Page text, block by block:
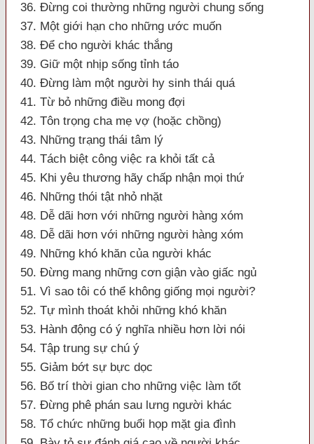
36. Đừng coi thường những người chung sống
37. Một giới hạn cho những ước muốn
38. Để cho người khác thắng
39. Giữ một nhịp sống tỉnh táo
40. Đừng làm một người hy sinh thái quá
41. Từ bỏ những điều mong đợi
42. Tôn trọng cha mẹ vợ (hoặc chồng)
43. Những trạng thái tâm lý
44. Tách biệt công việc ra khỏi tất cả
45. Khi yêu thương hãy chấp nhận mọi thứ
46. Những thói tật nhỏ nhặt
48. Dễ dãi hơn với những người hàng xóm
48. Dễ dãi hơn với những người hàng xóm
49. Những khó khăn của người khác
50. Đừng mang những cơn giận vào giấc ngủ
51. Vì sao tôi có thể không giống mọi người?
52. Tự mình thoát khỏi những khó khăn
53. Hành động có ý nghĩa nhiều hơn lời nói
54. Tập trung sự chú ý
55. Giảm bớt sự bực dọc
56. Bố trí thời gian cho những việc làm tốt
57. Đừng phê phán sau lưng người khác
58. Tổ chức những buổi họp mặt gia đình